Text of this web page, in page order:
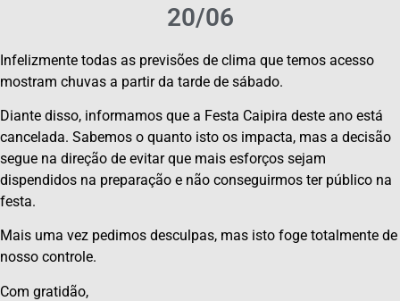
20/06
Infelizmente todas as previsões de clima que temos acesso
mostram chuvas a partir da tarde de sábado.
Diante disso, informamos que a Festa Caipira deste ano está
cancelada. Sabemos o quanto isto os impacta, mas a decisão
segue na direção de evitar que mais esforços sejam
dispendidos na preparação e não conseguirmos ter público na
festa.
Mais uma vez pedimos desculpas, mas isto foge totalmente de
nosso controle.
Com gratidão,